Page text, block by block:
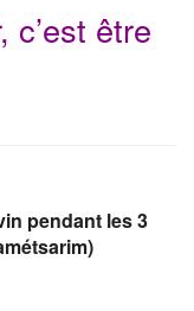
c’est être
pendant les 3